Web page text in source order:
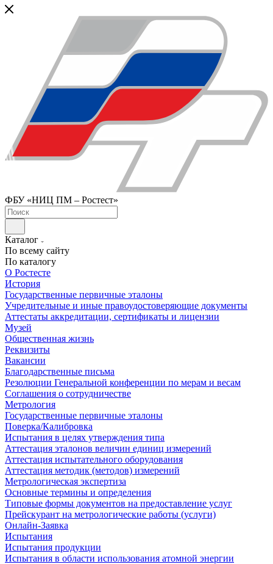
ФБУ «НИЦ ПМ – Ростест»
Каталог
По всему сайту
По каталогу
О Ростесте
История
Государственные первичные эталоны
Учредительные и иные правоудостоверяющие документы
Аттестаты аккредитации, сертификаты и лицензии
Музей
Общественная жизнь
Реквизиты
Вакансии
Благодарственные письма
Резолюции Генеральной конференции по мерам и весам
Соглашения о сотрудничестве
Метрология
Государственные первичные эталоны
Поверка/Калибровка
Испытания в целях утверждения типа
Аттестация эталонов величин единиц измерений
Аттестация испытательного оборудования
Аттестация методик (методов) измерений
Метрологическая экспертиза
Основные термины и определения
Типовые формы документов на предоставление услуг
Прейскурант на метрологические работы (услуги)
Онлайн-Заявка
Испытания
Испытания продукции
Испытания в области использования атомной энергии